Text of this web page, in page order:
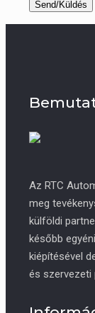
Az RTC
meg
külföldi
később
kiépítésével
és szervezeti